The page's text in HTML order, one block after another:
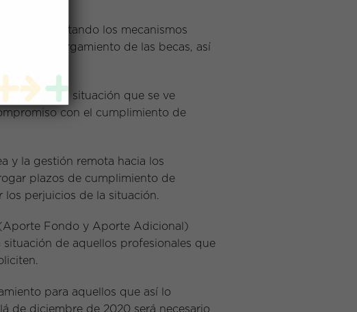
instrumentando los mecanismos
con el otorgamiento de las becas, así
situación que se ve
con el cumplimiento de
y la gestión remota hacia los
plazos de cumplimiento de
perjuicios de la situación.
Fondo y Aporte Adicional)
de aquellos profesionales que
para aquellos que así lo
de diciembre de 2020 será necesario